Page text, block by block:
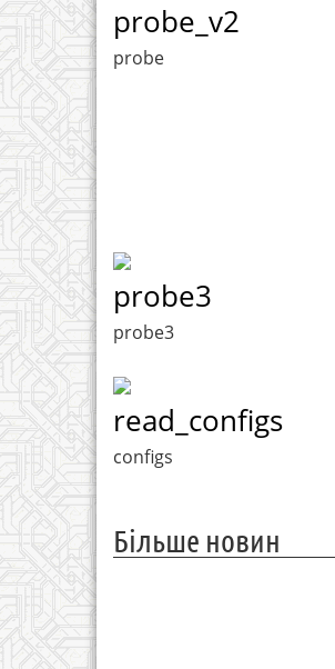
probe_v2
probe
probe3
probe3
read_configs
configs
Більше новин